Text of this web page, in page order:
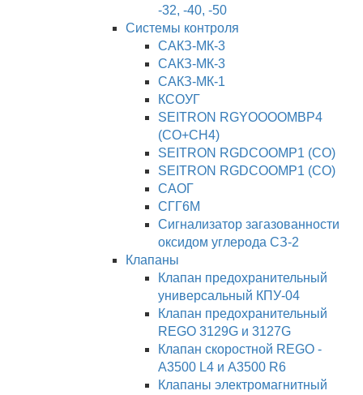
-32, -40, -50
Системы контроля
САКЗ-МК-3
САКЗ-МК-3
САКЗ-МК-1
КСОУГ
SEITRON RGYOOOOMBP4
(СО+СН4)
SEITRON RGDСООMP1 (CO)
SEITRON RGDСООMP1 (CO)
САОГ
СГГ6М
Сигнализатор загазованности
оксидом углерода СЗ-2
Клапаны
Клапан предохранительный
универсальный КПУ-04
Клапан предохранительный
REGO 3129G и 3127G
Клапан скоростной REGO -
A3500 L4 и A3500 R6
Клапаны электромагнитный